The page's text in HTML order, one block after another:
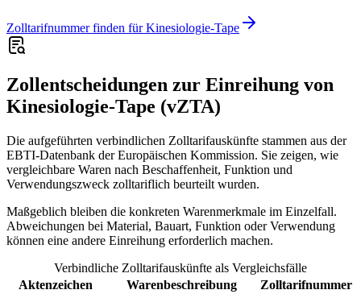
Zolltarifnummer finden für Kinesiologie-Tape
Zollentscheidungen zur Einreihung von
Kinesiologie-Tape (vZTA)
Die aufgeführten verbindlichen Zolltarifauskünfte stammen aus der
EBTI-Datenbank der Europäischen Kommission. Sie zeigen, wie
vergleichbare Waren nach Beschaffenheit, Funktion und
Verwendungszweck zolltariflich beurteilt wurden.
Maßgeblich bleiben die konkreten Warenmerkmale im Einzelfall.
Abweichungen bei Material, Bauart, Funktion oder Verwendung
können eine andere Einreihung erforderlich machen.
Verbindliche Zolltarifauskünfte als Vergleichsfälle
Aktenzeichen
Warenbeschreibung Zolltarifnummer